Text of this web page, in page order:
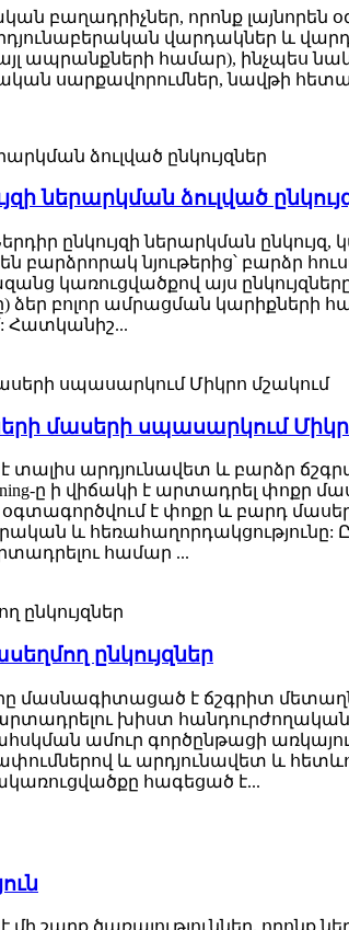
բաղադրիչներ, որոնք լայնորեն
վարդակներ և
ապրանքների համար), ինչպես
սարքավորումներ, նավթի
ներարկման ձուլված
ընկույզի ներարկման
նյութերից՝ բարձր
կառուցվածքով այս
ձեր բոլոր ամրացման կարիքների
Հատկանիշ...
մասերի սպասարկում
է տալիս արդյունավետ և բարձր
ը ի վիճակի է արտադրել
օգտագործվում է փոքր և բարդ
և հեռահաղորդակցությունը:
համար ...
ընկույզներ
մասնագիտացած է ճշգրիտ
խիստ
ամուր գործընթացի
և արդյունավետ և
հագեցած է...